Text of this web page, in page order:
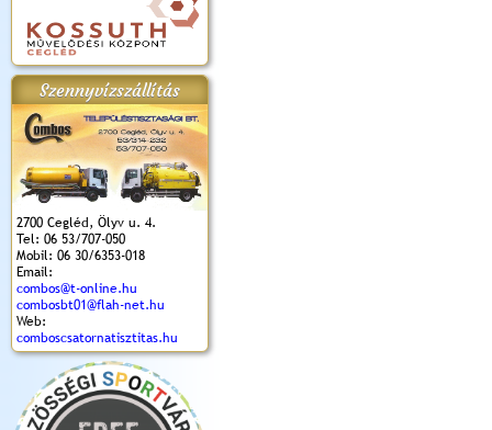
Szennyvízszállítás
2700 Cegléd, Ölyv u. 4.
Tel: 06 53/707-050
Mobil: 06 30/6353-018
Email:
combos@t-online.hu
combosbt01@flah-net.hu
Web:
comboscsatornatisztitas.hu
2018.
Kossuth Toborzó
Ünnepély
Szent István Ünnepe
(2017. 08. 20.)